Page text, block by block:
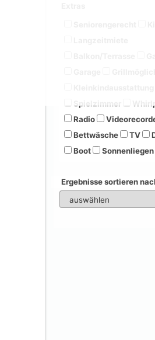
Radio
Bettwäsche
TV
Boot
Sonnenliegen
Ergebnisse sortieren